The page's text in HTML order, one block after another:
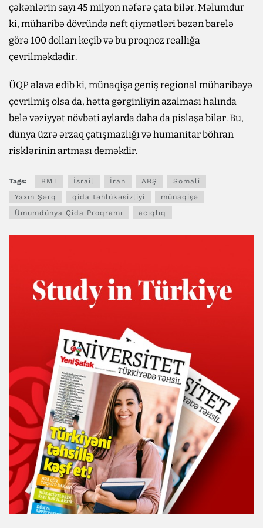
çəkənlərin sayı 45 milyon nəfərə çata bilər. Məlumdur
ki, müharibə dövründə neft qiymətləri bəzən barelə
görə 100 dolları keçib və bu proqnoz reallığa
çevrilməkdədir.
ÜQP əlavə edib ki, münaqişə geniş regional müharibəyə
çevrilmiş olsa da, hətta gərginliyin azalması halında
belə vəziyyət növbəti aylarda daha da pisləşə bilər. Bu,
dünya üzrə ərzaq çatışmazlığı və humanitar böhran
risklərinin artması deməkdir.
Tags: BMT İsrail İran ABŞ
Somali
Yaxın Şərq
qida təhlükəsizliyi
münaqişə
Ümumdünya Qida Proqramı
acıqlıq